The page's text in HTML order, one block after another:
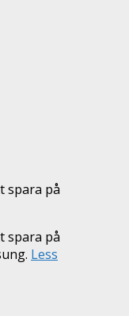
spara på
spara på
Less